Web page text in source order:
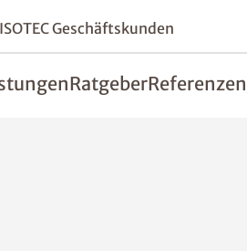
ISOTEC Geschäftskunden
RatgeberReferenzen